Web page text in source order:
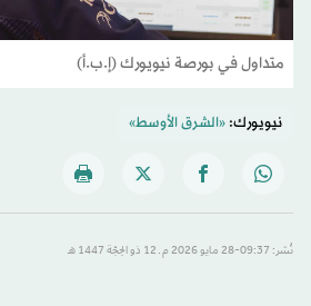
متداول في بورصة نيويورك (إ.ب.أ)
نيويورك:«الشرق الأوسط»
نُشر: 09:37-28 مايو 2026 م ـ 12 ذو الحِجّة 1447 هـ